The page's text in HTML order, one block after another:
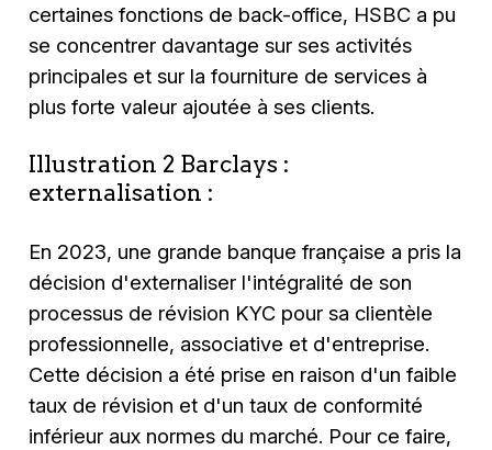
certaines fonctions de back-office, HSBC a pu
se concentrer davantage sur ses activités
principales et sur la fourniture de services à
plus forte valeur ajoutée à ses clients.
Illustration 2 Barclays :
externalisation :
En 2023, une grande banque française a pris la
décision d'externaliser l'intégralité de son
processus de révision KYC pour sa clientèle
professionnelle, associative et d'entreprise.
Cette décision a été prise en raison d'un faible
taux de révision et d'un taux de conformité
inférieur aux normes du marché. Pour ce faire,